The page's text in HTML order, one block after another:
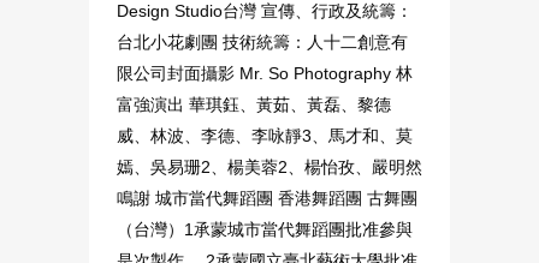
Design Studio台灣 宣傳、行政及統籌：
台北小花劇團 技術統籌：人十二創意有
限公司封面攝影 Mr. So Photography 林
富強演出 華琪鈺、黃茹、黃磊、黎德
威、林波、李德、李咏靜3、馬才和、莫
嫣、吳易珊2、楊美蓉2、楊怡孜、嚴明然
鳴謝 城市當代舞蹈團 香港舞蹈團 古舞團
（台灣）1承蒙城市當代舞蹈團批准參與